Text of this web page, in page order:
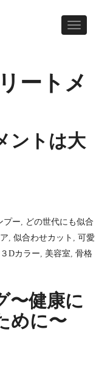
ートメ
ントは大
プー, どの世代にも似合
, 似合わせカット , 可愛
Dカラー, 美容室, 骨格
〜健康に
めに〜